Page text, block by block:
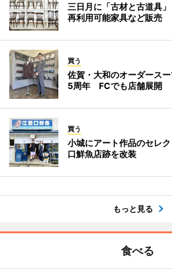
三日月に「古材と古道具
再利用可能家具など販売
買う
佐賀・大和のオーダース
5周年 FCでも店舗展開
買う
小城にアート作品のセレ
口鮮魚店跡を改装
もっと見る
食べる